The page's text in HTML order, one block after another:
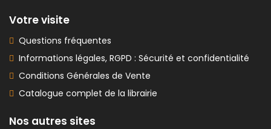
Votre visite
Questions fréquentes
Informations légales, RGPD : Sécurité et confidentialité
Conditions Générales de Vente
Catalogue complet de la librairie
Nos autres sites